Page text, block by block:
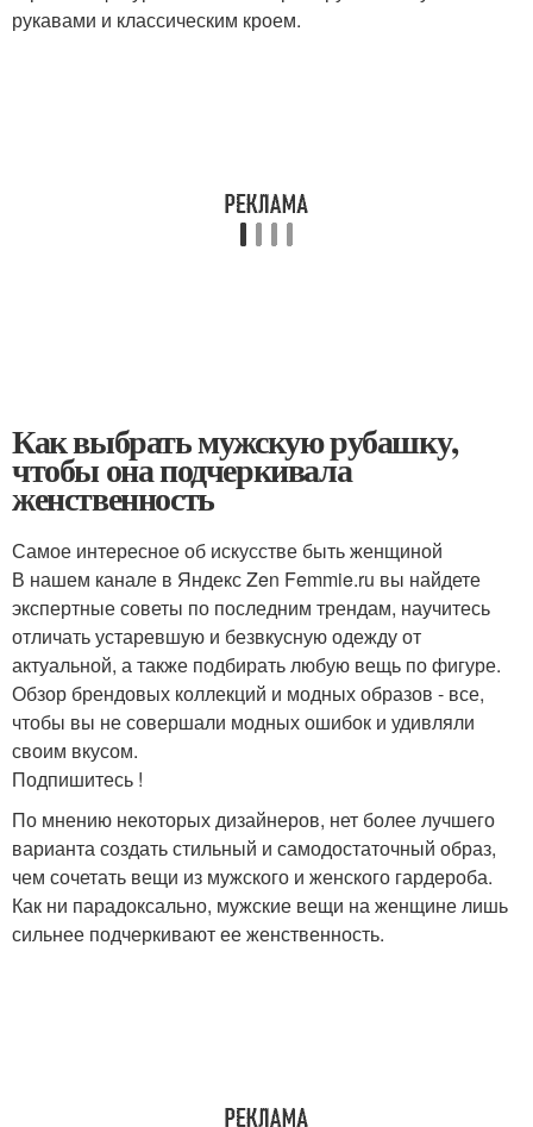
рукавами и классическим кроем.
Как выбрать мужскую рубашку,
чтобы она подчеркивала
женственность
Самое интересное об искусстве быть женщиной
В нашем канале в Яндекс Zen Femmie.ru вы найдете
экспертные советы по последним трендам, научитесь
отличать устаревшую и безвкусную одежду от
актуальной, а также подбирать любую вещь по фигуре.
Обзор брендовых коллекций и модных образов - все,
чтобы вы не совершали модных ошибок и удивляли
своим вкусом.
Подпишитесь !
По мнению некоторых дизайнеров, нет более лучшего
варианта создать стильный и самодостаточный образ,
чем сочетать вещи из мужского и женского гардероба.
Как ни парадоксально, мужские вещи на женщине лишь
сильнее подчеркивают ее женственность.